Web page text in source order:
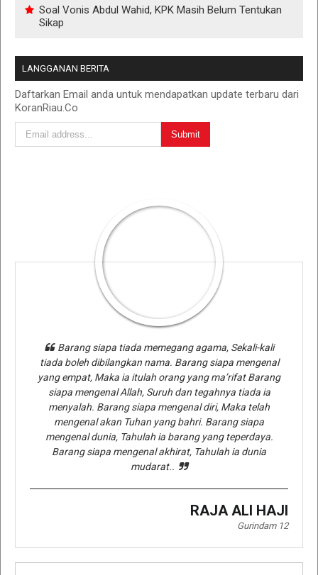
Soal Vonis Abdul Wahid, KPK Masih Belum Tentukan
Sikap
LANGGANAN BERITA
Daftarkan Email anda untuk mendapatkan update terbaru dari
KoranRiau.Co
Barang siapa tiada memegang agama, Sekali-kali
tiada boleh dibilangkan nama. Barang siapa mengenal
yang empat, Maka ia itulah orang yang ma’rifat Barang
siapa mengenal Allah, Suruh dan tegahnya tiada ia
menyalah. Barang siapa mengenal diri, Maka telah
mengenal akan Tuhan yang bahri. Barang siapa
mengenal dunia, Tahulah ia barang yang teperdaya.
Barang siapa mengenal akhirat, Tahulah ia dunia
mudarat..
RAJA ALI HAJI
Gurindam 12